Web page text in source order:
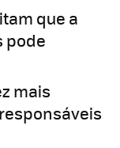
que a
pode
mais